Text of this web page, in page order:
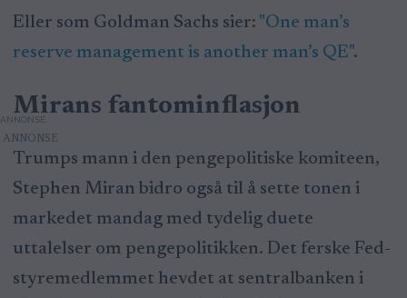
Eller som Goldman Sachs sier: "One man’s
reserve management is another man’s QE".
Mirans fantominflasjon
ANNONSE
Trumps mann i den pengepolitiske komiteen,
Stephen Miran bidro også til å sette tonen i
markedet mandag med tydelig duete
uttalelser om pengepolitikken. Det ferske Fed-
styremedlemmet hevdet at sentralbanken i